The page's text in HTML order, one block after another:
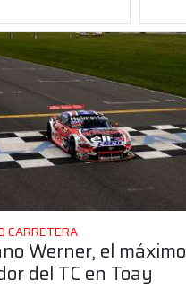
CARRETERA
Werner, el máximo
del TC en Toay